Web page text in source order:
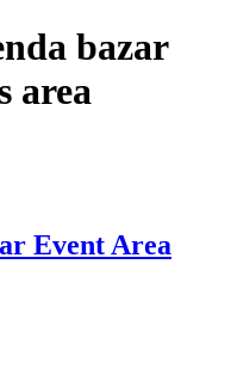
bazar
area
Event Area